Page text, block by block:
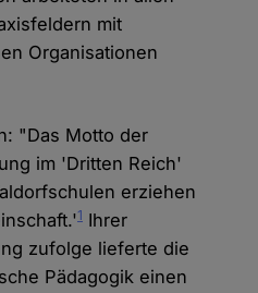
mit
Organisationen
"Das Motto der
im 'Dritten Reich'
erziehen
1 Ihrer
zufolge lieferte die
Pädagogik einen